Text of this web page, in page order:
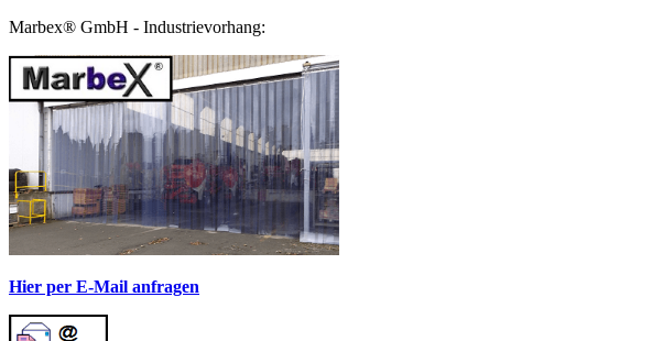
Marbex® GmbH - Industrievorhang:
Hier per E-Mail anfragen